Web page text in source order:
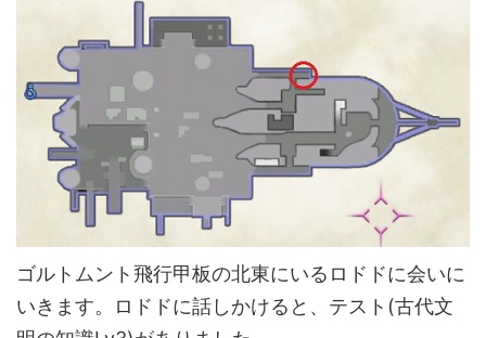
ゴルトムント飛行甲板の北東にいるロドドに会いに
いきます。ロドドに話しかけると、テスト(古代文